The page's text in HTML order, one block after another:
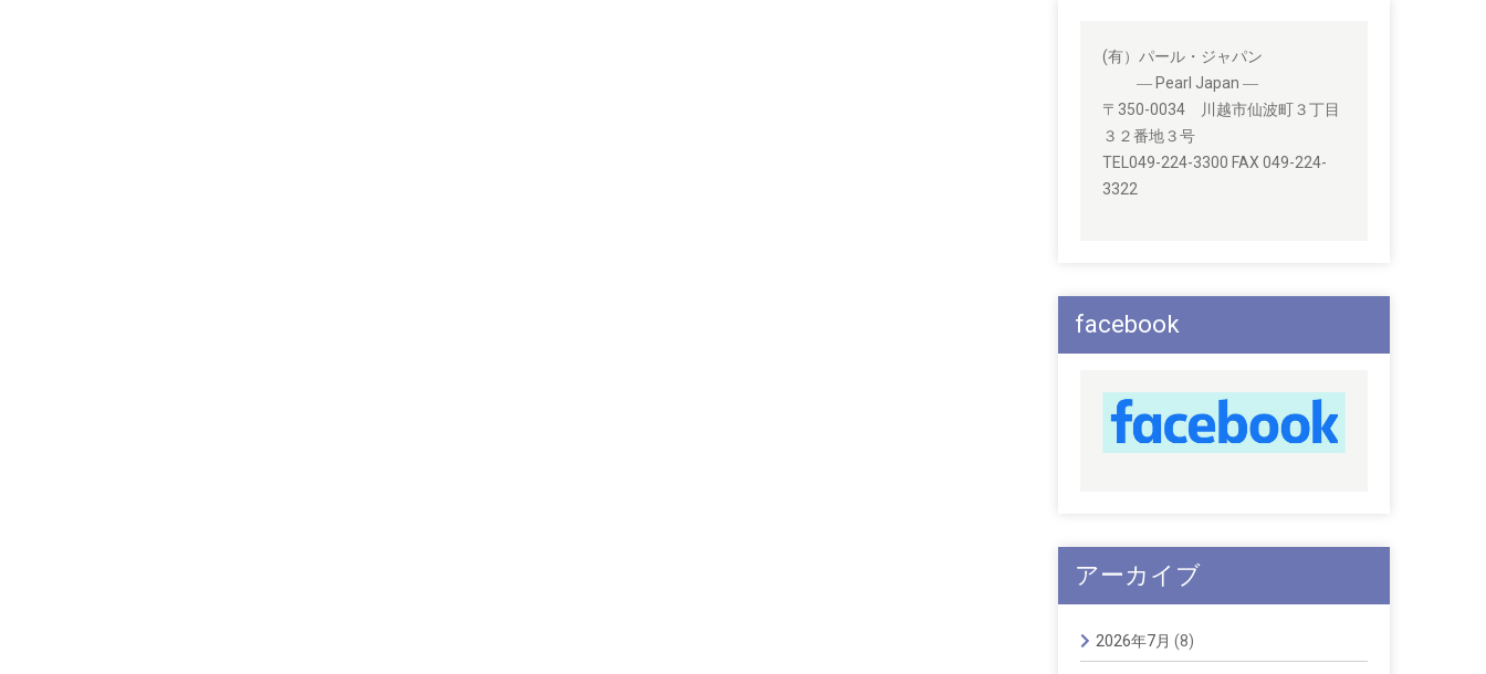
(有）パール・ジャパン
― Pearl Japan ―
〒350-0034 川越市仙波町３丁目
３２番地３号
TEL049-224-3300 FAX 049-224-
3322
facebook
アーカイブ
2026年7月 (8)